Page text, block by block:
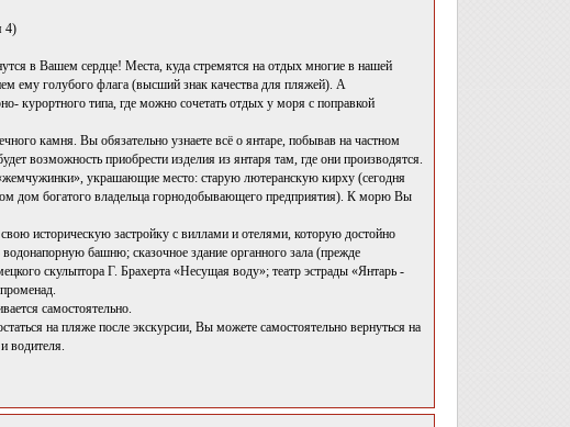
4)
в Вашем сердце! Места, куда стремятся на отдых многие в нашей
ему голубого флага (высший знак качества для пляжей). А
курортного типа, где можно сочетать отдых у моря с поправкой
камня. Вы обязательно узнаете всё о янтаре, побывав на частном
возможность приобрести изделия из янтаря там, где они производятся.
украшающие место: старую лютеранскую кирху (сегодня
дом богатого владельца горнодобывающего предприятия). К морю Вы
историческую застройку с виллами и отелями, которую достойно
башню; сказочное здание органного зала (прежде
скульптора Г. Брахерта «Несущая воду»; театр эстрады «Янтарь -
самостоятельно.
на пляже после экскурсии, Вы можете самостоятельно вернуться на
водителя.